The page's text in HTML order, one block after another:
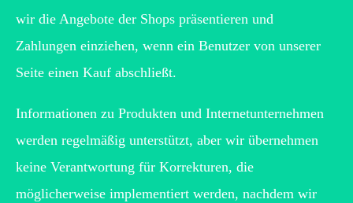
wir die Angebote der Shops präsentieren und
Zahlungen einziehen, wenn ein Benutzer von unserer
Seite einen Kauf abschließt.
Informationen zu Produkten und Internetunternehmen
werden regelmäßig unterstützt, aber wir übernehmen
keine Verantwortung für Korrekturen, die
möglicherweise implementiert werden, nachdem wir